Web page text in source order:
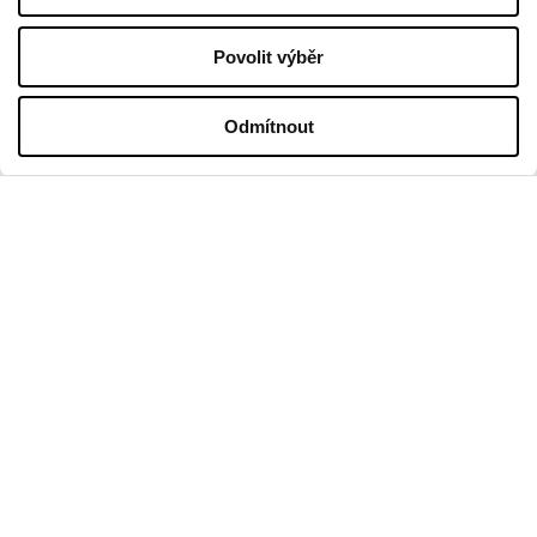
Povolit výběr
Odmítnout
Zásada ochrany osobních údajů
PROVOZNÍ DOBA
Pondělí
09:00 - 21:00
Úterý
09:00 - 21:00